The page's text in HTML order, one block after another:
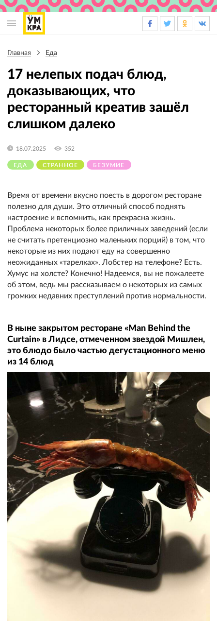
навигации
Главная Еда
17 нелепых подач блюд,
доказывающих, что
ресторанный креатив зашёл
слишком далеко
ЕДА СТРАННОЕ БЕЗУМИЕ
18.07.2025 352
Время от времени вкусно поесть в дорогом ресторане
полезно для души. Это отличный способ поднять
настроение и вспомнить, как прекрасна жизнь.
Проблема некоторых более приличных заведений (если
не считать претенциозно маленьких порций) в том, что
некоторые из них подают еду на совершенно
неожиданных «тарелках». Лобстер на телефоне? Есть.
Хумус на холсте? Конечно! Надеемся, вы не пожалеете
об этом, ведь мы рассказываем о некоторых из самых
громких недавних преступлений против нормальности.
В ныне закрытом ресторане «Man Behind the
Curtain» в Лидсе, отмеченном звездой Мишлен,
это блюдо было частью дегустационного меню
из 14 блюд